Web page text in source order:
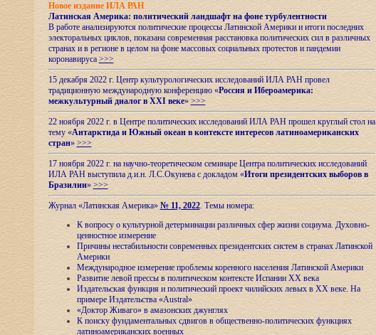
Новое издание ИЛА РАН
Латинская Америка: политический ландшафт на фоне турбулентности
В работе анализируются политические процессы Латинской Америки и итоги последних
электоральных циклов, показана современная расстановка политических сил в различных
странах и в регионе в целом на фоне массовых социальных протестов и пандемии
коронавируса >>>
15 декабря 2022 г. Центр культурологических исследований ИЛА РАН провел
традиционную международную конференцию «Россия и Ибероамерика:
межкультурный диалог в XXI веке» >>>
22 ноября 2022 г. в Центре политических исследований ИЛА РАН прошел круглый стол на
тему «Антарктида и Южный океан в контексте интересов латиноамериканских
стран» >>>
17 ноября 2022 г. на научно-теоретическом семинаре Центра политических исследований
ИЛА РАН выступила д.и.н. Л.С.Окунева с докладом «Итоги президентских выборов в
Бразилии» >>>
Журнал «Латинская Америка» № 11, 2022. Темы номера:
К вопросу о культурной детерминации различных сфер жизни социума. Духовно-
ценностное измерение
Причины нестабильности современных президентских систем в странах Латинской
Америки
Международное измерение проблемы коренного населения Латинской Америки
Развитие левой прессы в политическом контексте Испании XX века
Издательская функция и политический проект чилийских левых в XX веке. На
примере Издательства «Austral»
«Доктор Живаго» в амазонских джунглях
К поиску фундаментальных сдвигов в общественно-политических функциях
латиноамериканских военных